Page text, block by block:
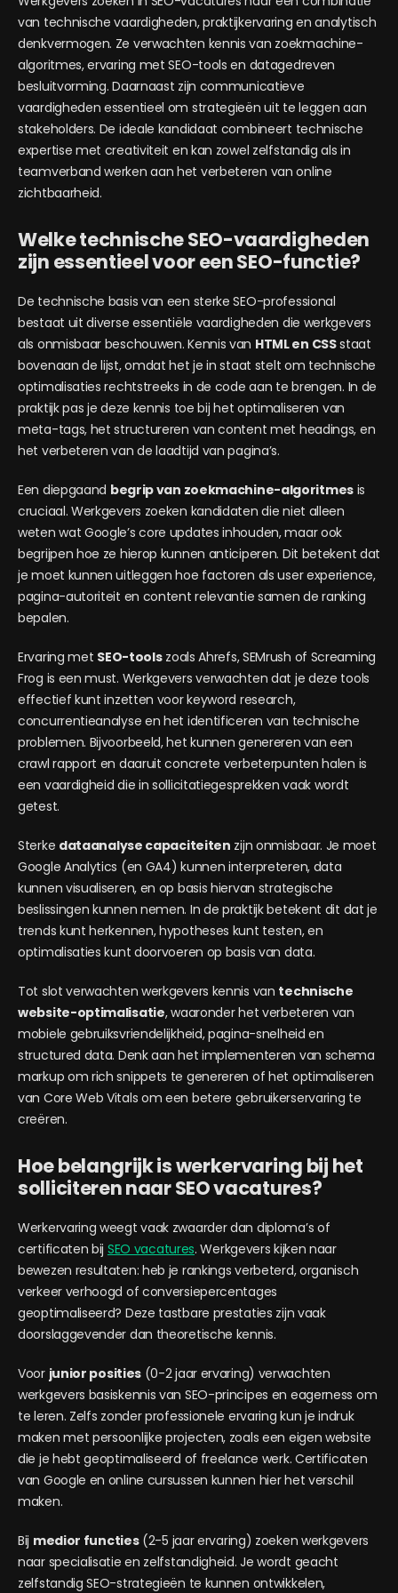
van technische vaardigheden, praktijkervaring en analytisch
denkvermogen. Ze verwachten kennis van zoekmachine-
algoritmes, ervaring met SEO-tools en datagedreven
besluitvorming. Daarnaast zijn communicatieve
vaardigheden essentieel om strategieën uit te leggen aan
stakeholders. De ideale kandidaat combineert technische
expertise met creativiteit en kan zowel zelfstandig als in
teamverband werken aan het verbeteren van online
zichtbaarheid.
Welke technische SEO-vaardigheden
zijn essentieel voor een SEO-functie?
De technische basis van een sterke SEO-professional
bestaat uit diverse essentiële vaardigheden die werkgevers
als onmisbaar beschouwen. Kennis van HTML en CSSstaat
bovenaan de lijst, omdat het je in staat stelt om technische
optimalisaties rechtstreeks in de code aan te brengen. In de
praktijk pas je deze kennis toe bij het optimaliseren van
meta-tags, het structureren van content met headings, en
het verbeteren van de laadtijd van pagina’s.
Een diepgaand begrip van zoekmachine-algoritmesis
cruciaal. Werkgevers zoeken kandidaten die niet alleen
weten wat Google’s core updates inhouden, maar ook
begrijpen hoe ze hierop kunnen anticiperen. Dit betekent dat
je moet kunnen uitleggen hoe factoren als user experience,
pagina-autoriteit en content relevantie samen de ranking
bepalen.
Ervaring met SEO-toolszoals Ahrefs, SEMrush of Screaming
Frog is een must. Werkgevers verwachten dat je deze tools
effectief kunt inzetten voor keyword research,
concurrentieanalyse en het identificeren van technische
problemen. Bijvoorbeeld, het kunnen genereren van een
crawl rapport en daaruit concrete verbeterpunten halen is
een vaardigheid die in sollicitatiegesprekken vaak wordt
getest.
Sterke dataanalyse capaciteiten zijn onmisbaar. Je moet
Google Analytics (en GA4) kunnen interpreteren, data
kunnen visualiseren, en op basis hiervan strategische
beslissingen kunnen nemen. In de praktijk betekent dit dat je
trends kunt herkennen, hypotheses kunt testen, en
optimalisaties kunt doorvoeren op basis van data.
Tot slot verwachten werkgevers kennis van technische
website-optimalisatie, waaronder het verbeteren van
mobiele gebruiksvriendelijkheid, pagina-snelheid en
structured data. Denk aan het implementeren van schema
markup om rich snippets te genereren of het optimaliseren
van Core Web Vitals om een betere gebruikerservaring te
creëren.
Hoe belangrijk is werkervaring bij het
solliciteren naar SEO vacatures?
Werkervaring weegt vaak zwaarder dan diploma’s of
certificaten bij SEO vacatures. Werkgevers kijken naar
bewezen resultaten: heb je rankings verbeterd, organisch
verkeer verhoogd of conversiepercentages
geoptimaliseerd? Deze tastbare prestaties zijn vaak
doorslaggevender dan theoretische kennis.
Voor junior posities (0-2 jaar ervaring) verwachten
werkgevers basiskennis van SEO-principes en eagerness om
te leren. Zelfs zonder professionele ervaring kun je indruk
maken met persoonlijke projecten, zoals een eigen website
die je hebt geoptimaliseerd of freelance werk. Certificaten
van Google en online cursussen kunnen hier het verschil
maken.
Bij medior functies(2-5 jaar ervaring) zoeken werkgevers
naar specialisatie en zelfstandigheid. Je wordt geacht
zelfstandig SEO-strategieën te kunnen ontwikkelen,